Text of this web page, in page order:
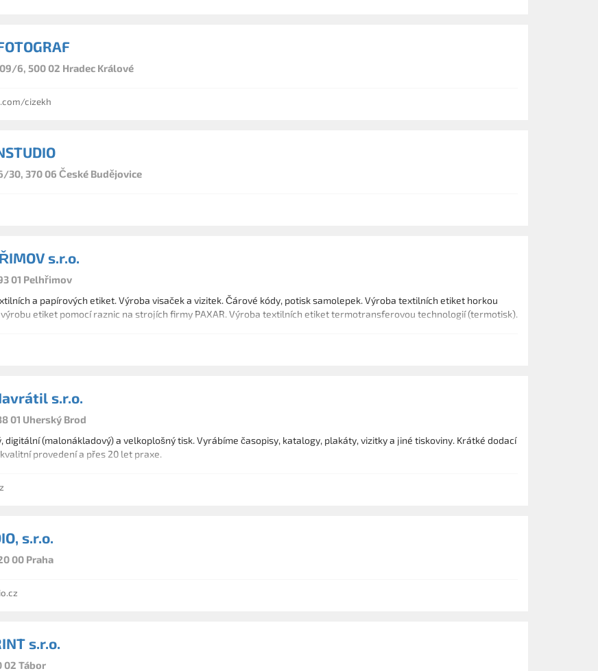
6, 500 02 Hradec Králové
cizekh
30, 370 06 České Budějovice
s.r.o.
01 Pelhřimov
a papírových etiket. Výroba visaček a vizitek. Čárové kódy, potisk samolepek. Výroba textilních etiket horkou
etiket pomocí raznic na strojích firmy PAXAR. Výroba textilních etiket termotransferovou technologií (termotisk).
s.r.o.
01 Uherský Brod
digitální (malonákladový) a velkoplošný tisk. Vyrábíme časopisy, katalogy, plakáty, vizitky a jiné tiskoviny. Krátké dodací
provedení a přes 20 let praxe.
s.r.o.
00 Praha
s.r.o.
02 Tábor